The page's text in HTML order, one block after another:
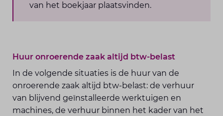
van het boekjaar plaatsvinden.
Huur onroerende zaak altijd btw-belast
In de volgende situaties is de huur van de
onroerende zaak altijd btw-belast: de verhuur
van blijvend geïnstalleerde werktuigen en
machines, de verhuur binnen het kader van het